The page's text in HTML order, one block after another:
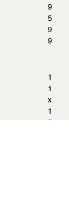
9
5
9
9
1
1
x
1
8